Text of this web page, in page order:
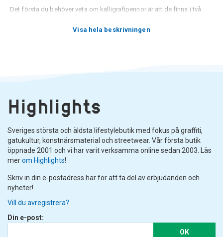
Det första du behöver veta om kalligrafipennor är att de finns i två
än en penna, med ett långt handtag och en metallspets. Du kan
Visa hela beskrivningen
Highlights
Sveriges största och äldsta lifestylebutik med fokus på graffiti,
gatukultur, konstnärsmaterial och streetwear. Vår första butik
öppnade 2001 och vi har varit verksamma online sedan 2003. Läs
merom Highlights!
Skriv in din e-postadress här för att ta del av erbjudanden och
nyheter!
Vill du avregistrera?
Din e-post:
OK